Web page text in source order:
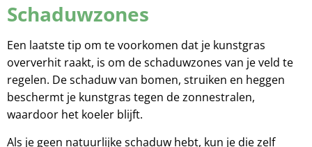
Schaduwzones
Een laatste tip om te voorkomen dat je kunstgras
oververhit raakt, is om de schaduwzones van je veld te
regelen. De schaduw van bomen, struiken en heggen
beschermt je kunstgras tegen de zonnestralen,
waardoor het koeler blijft.
Als je geen natuurlijke schaduw hebt, kun je die zelf